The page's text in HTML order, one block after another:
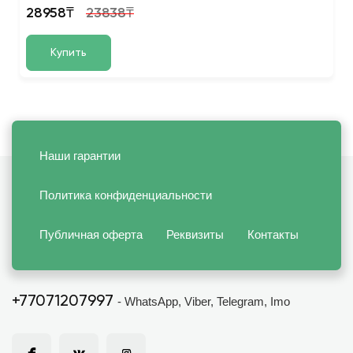
28958₸ 23838₸
Купить
Наши гарантии
Политика конфиденциальности
Публичная оферта Реквизиты Контакты
+77071207997 - WhatsApp, Viber, Telegram, Imo